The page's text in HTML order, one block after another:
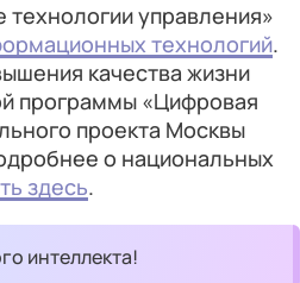
управления»
технологий.
качества жизни
программы «Цифровая
проекта Москвы
о национальных
здесь.
интеллекта!